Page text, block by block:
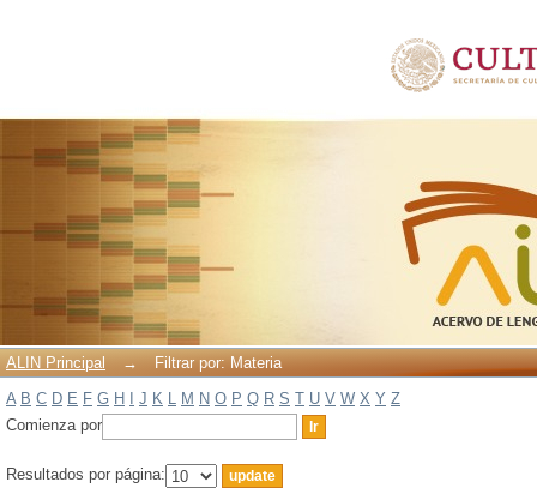
ALIN Principal →
Filtrar por: Materia
A B C D E F G H J K L M N O P Q R S T U V W X Y Z
Comienza por
Resultados por página: